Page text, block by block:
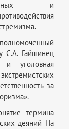
и
С.А. Гайшинец
и уголовная
за
термина
деяний На